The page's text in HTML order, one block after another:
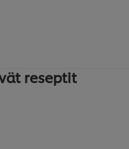
reseptit